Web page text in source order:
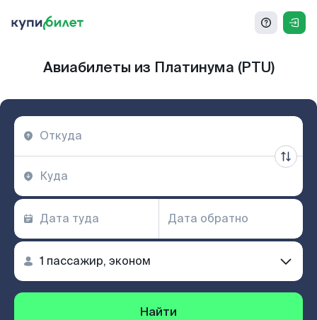
Авиабилеты из Платинума (PTU)
Найти